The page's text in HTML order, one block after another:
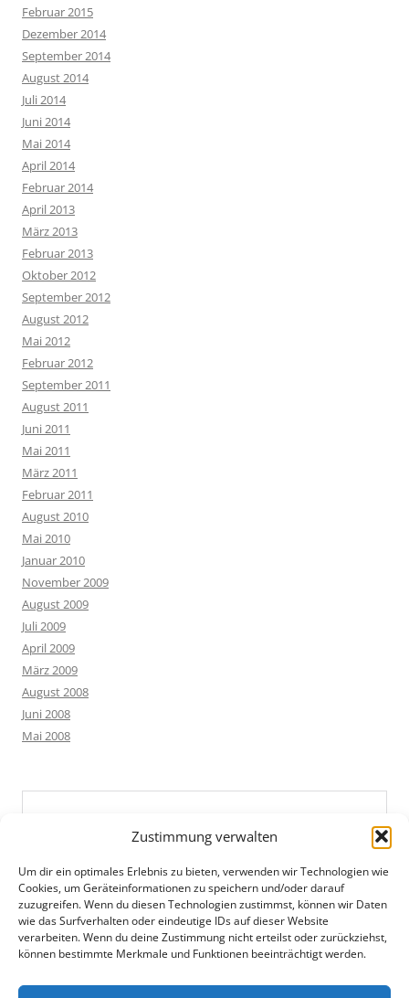
Zustimmung verwalten
Um dir ein optimales Erlebnis zu bieten, verwenden wir Technologien wie
Cookies, um Geräteinformationen zu speichern und/oder darauf
zuzugreifen. Wenn du diesen Technologien zustimmst, können wir Daten
wie das Surfverhalten oder eindeutige IDs auf dieser Website
verarbeiten. Wenn du deine Zustimmung nicht erteilst oder zurückziehst,
können bestimmte Merkmale und Funktionen beeinträchtigt werden.
Februar 2015
Dezember 2014
September 2014
August 2014
Juli 2014
Juni 2014
Mai 2014
April 2014
Februar 2014
April 2013
März 2013
Februar 2013
Oktober 2012
September 2012
August 2012
Mai 2012
Februar 2012
September 2011
August 2011
Juni 2011
Mai 2011
März 2011
Februar 2011
August 2010
Mai 2010
Januar 2010
November 2009
August 2009
Juli 2009
April 2009
März 2009
August 2008
Juni 2008
Mai 2008